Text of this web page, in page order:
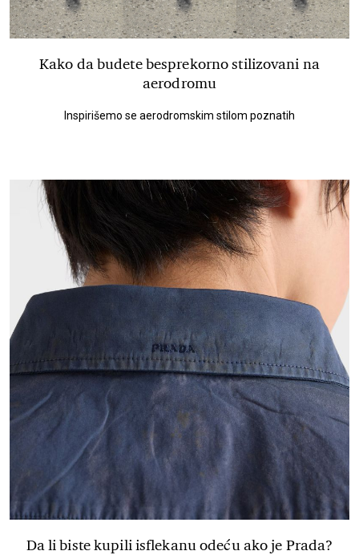
Kako da budete besprekorno stilizovani na
aerodromu
Inspirišemo se aerodromskim stilom poznatih
Da li biste kupili isflekanu odeću ako je Prada?